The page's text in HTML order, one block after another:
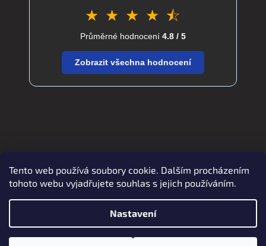
Tento web používá soubory cookie. Dalším procházením
tohoto webu vyjadřujete souhlas s jejich používáním.
Nastavení
★ ★ ★ ★ ⯪
Průměrné hodnocení 4.8 / 5
Zobrazit všechna hodnocení
Zboží.cz Heureka.cz verdatex.cz
Vytvořil Shoptet